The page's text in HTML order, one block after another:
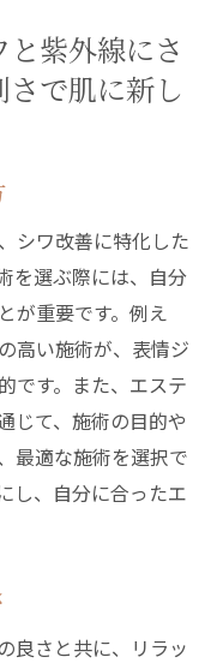
紫外線にさ
さで肌に新し
シワ改善に特化した
を選ぶ際には、自分
が重要です。例え
高い施術が、表情ジ
です。また、エステ
じて、施術の目的や
最適な施術を選択で
し、自分に合ったエ
良さと共に、リラッ